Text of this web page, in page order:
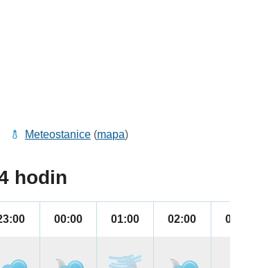
Meteostanice (mapa)
hodin
00:00 01:00 02:00 03:00